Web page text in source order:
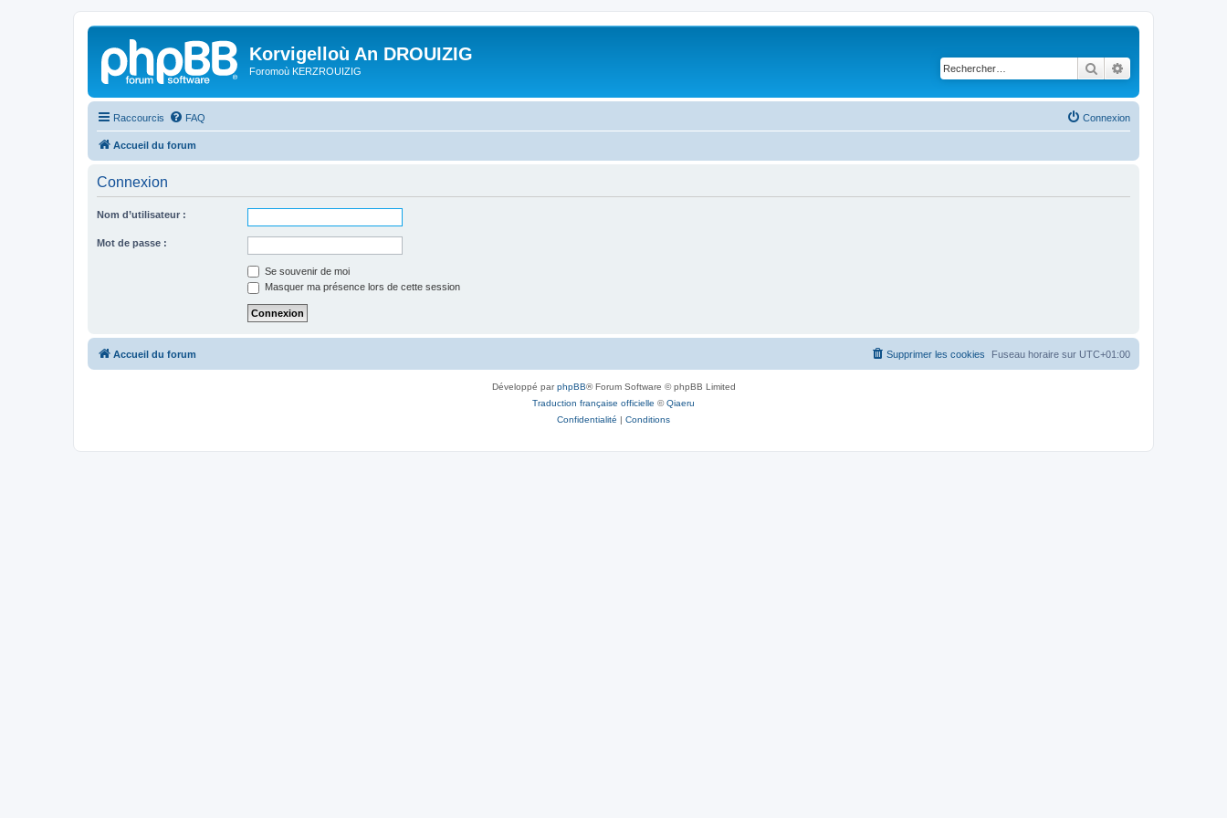
Korvigelloù An DROUIZIG
Foromoù KERZROUIZIG Rechercher
Raccourcis FAQ Connexion
Accueil du forum
Connexion
Nom d’utilisateur :
Mot de passe :
Se souvenir de moi
Masquer ma présence lors de cette session
Accueil du forum Fuseau horaire sur UTC+01:00
Supprimer les cookies
Développé parphpBB® Forum Software © phpBB Limited
Traduction française officielle ©Qiaeru
Confidentialité | Conditions